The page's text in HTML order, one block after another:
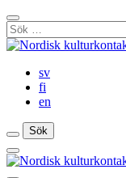
Gå
till
innehåll
Stäng
sökfält
Sök
efter:
sv
fi
en
Sök
Sök
Sök
Huvudmeny